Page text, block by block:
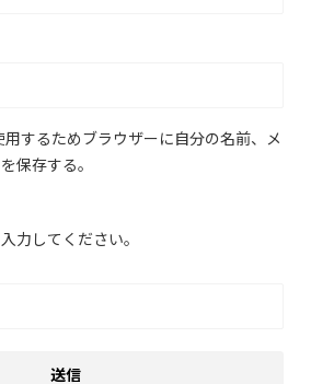
するためブラウザーに自分の名前、メ
保存する。
力してください。